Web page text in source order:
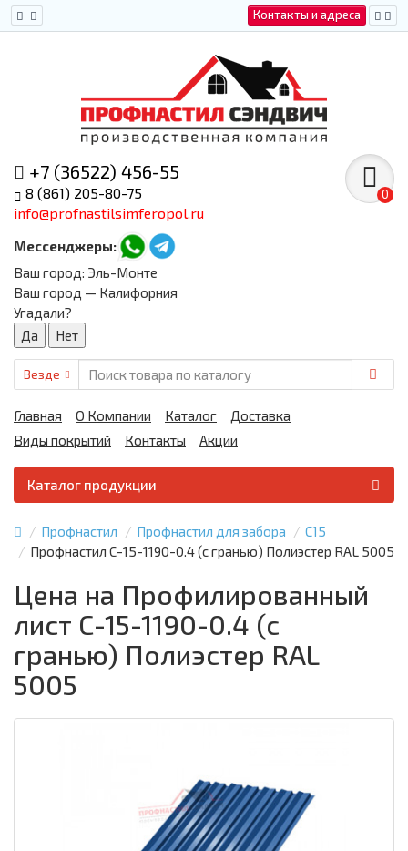
Контакты и адреса
+7 (36522) 456-55
8 (861) 205-80-75
info@profnastilsimferopol.ru
Мессенджеры:
0
Ваш город: Эль-Монте
Ваш город — Калифорния
Угадали?
Везде
Главная О Компании Каталог
Доставка
Виды покрытий
Контакты Акции
Каталог продукции
Профнастил Профнастил для забора
С15
Профнастил С-15-1190-0.4 (с гранью) Полиэстер RAL 5005
Цена на Профилированный
лист С-15-1190-0.4 (с
гранью) Полиэстер RAL
5005